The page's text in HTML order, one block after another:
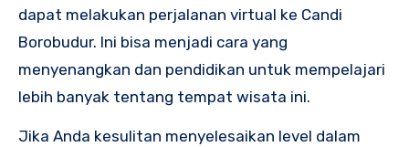
dapat melakukan perjalanan virtual ke Candi
Borobudur. Ini bisa menjadi cara yang
menyenangkan dan pendidikan untuk mempelajari
lebih banyak tentang tempat wisata ini.
Jika Anda kesulitan menyelesaikan level dalam